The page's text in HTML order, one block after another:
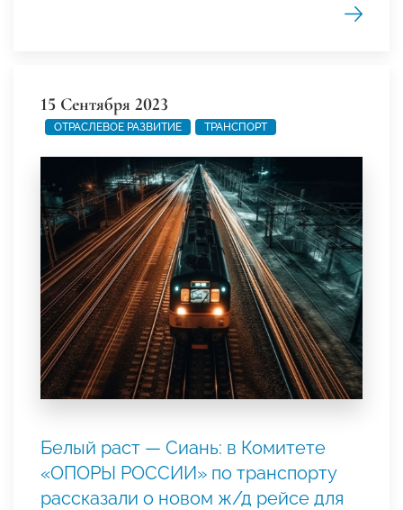
15 Сентября 2023
ОТРАСЛЕВОЕ РАЗВИТИЕ ТРАНСПОРТ
Белый раст — Сиань: в Комитете
«ОПОРЫ РОССИИ» по транспорту
рассказали о новом ж/д рейсе для